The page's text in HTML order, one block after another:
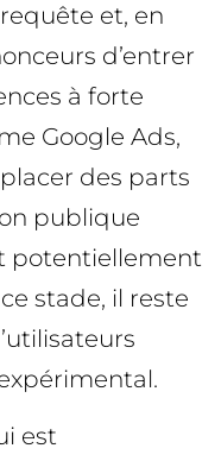
et, en
d’entrer
à forte
Google Ads,
des parts
publique
potentiellement
stade, il reste
est